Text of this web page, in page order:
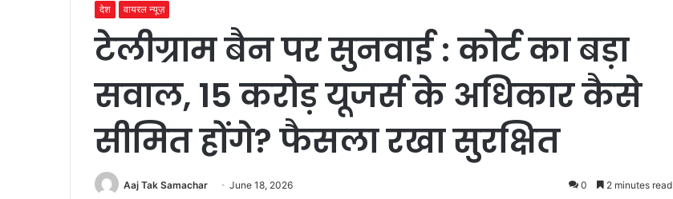
देश वायरल न्यूज़
टेलीग्राम बैन पर सुनवाई : कोर्ट का बड़ा
सवाल, 15 करोड़ यूजर्स के अधिकार कैसे
सीमित होंगे? फैसला रखा सुरक्षित
Aaj Tak Samachar June 18, 2026 0 2 minutes read